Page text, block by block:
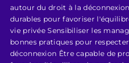
autour du droit à la
durables pour favoriser
vie privée Sensibiliser les
bonnes pratiques pour
déconnexion Être capable de